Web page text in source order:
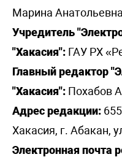
Марина
Учредитель
"Хакасия": ГАУ РХ
Главный редактор
"Хакасия": Похабов
Адрес редакции:
Хакасия, г. Абакан,
Электронная почта